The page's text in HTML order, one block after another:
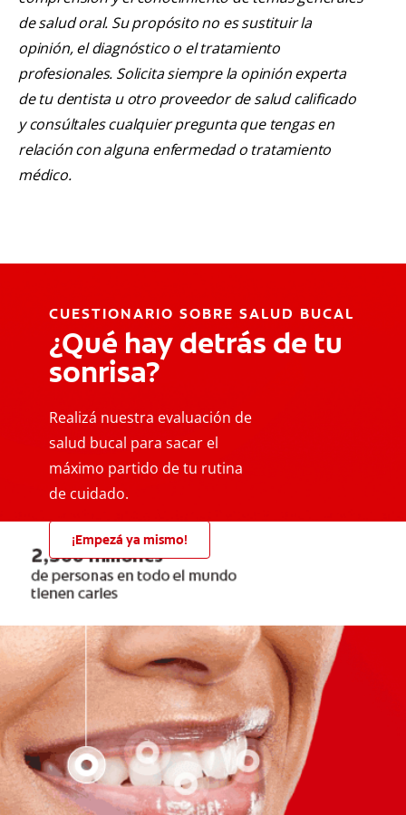
de salud oral. Su propósito no es sustituir la
opinión, el diagnóstico o el tratamiento
profesionales. Solicita siempre la opinión experta
de tu dentista u otro proveedor de salud calificado
y consúltales cualquier pregunta que tengas en
relación con alguna enfermedad o tratamiento
médico.
CUESTIONARIO SOBRE SALUD BUCAL
¿Qué hay detrás de tu
sonrisa?
Realizá nuestra evaluación de
salud bucal para sacar el
máximo partido de tu rutina
de cuidado.
¡Empezá ya mismo!